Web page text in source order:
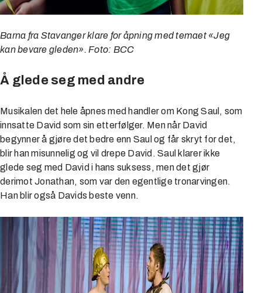
Barna fra Stavanger klare for åpning med temaet «Jeg
kan bevare gleden». Foto: BCC
Å glede seg med andre
Musikalen det hele åpnes med handler om Kong Saul, som
innsatte David som sin etterfølger. Men når David
begynner å gjøre det bedre enn Saul og får skryt for det,
blir han misunnelig og vil drepe David. Saul klarer ikke
glede seg med David i hans suksess, men det gjør
derimot Jonathan, som var den egentlige tronarvingen.
Han blir også Davids beste venn.